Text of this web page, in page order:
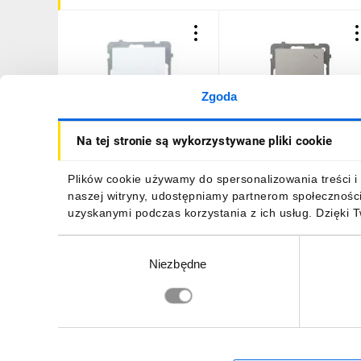
Zgoda
Na tej stronie są wykorzystywane pliki cookie
Plików cookie używamy do spersonalizowania treści
naszej witryny, udostępniamy partnerom
uzyskanymi podczas korzystania z ich usług.
Niezbędne
AS Łącznik schodowy biały
ŁP-3G/m/00
17,52 złbrutto
AS Łącznik schodowy
kaszmir ŁP-3G/m/82
24,60 zł brutto